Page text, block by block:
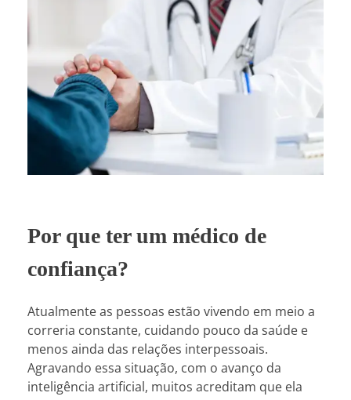
Por que ter um médico de
confiança?
Atualmente as pessoas estão vivendo em meio a
correria constante, cuidando pouco da saúde e
menos ainda das relações interpessoais.
Agravando essa situação, com o avanço da
inteligência artificial, muitos acreditam que ela